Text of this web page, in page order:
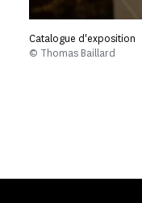
Catalogue d'exposition
© Thomas Baillard